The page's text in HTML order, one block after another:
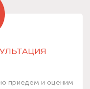
приедем и оценим